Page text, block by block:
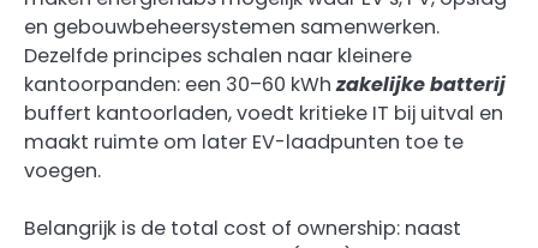
en gebouwbeheersystemen samenwerken.
Dezelfde principes schalen naar kleinere
kantoorpanden: een 30–60 kWhzakelijke batterij
buffert kantoorladen, voedt kritieke IT bij uitval en
maakt ruimte om later EV-laadpunten toe te
voegen.
Belangrijk is de total cost of ownership: naast